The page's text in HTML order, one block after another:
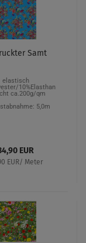
Samt
elastisch
10%Elasthan
ca.200g/qm
5,0m
EUR
EUR/ Meter